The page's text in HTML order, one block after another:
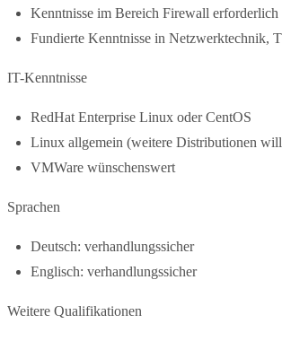
Kenntnisse im Bereich Firewall erforderlich
Fundierte Kenntnisse in Netzwerktechnik,
IT-Kenntnisse
RedHat Enterprise Linux oder CentOS
Linux allgemein (weitere Distributionen
VMWare wünschenswert
Sprachen
Deutsch: verhandlungssicher
Englisch: verhandlungssicher
Weitere Qualifikationen